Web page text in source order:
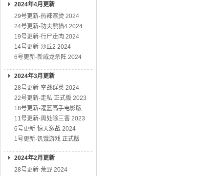
2024年4月更新
29号更新-热辣滚烫 2024
24号更新-功夫熊猫4 2024
19号更新-行尸走肉 2024
14号更新-沙丘2 2024
6号更新-新威龙杀阵 2024
2024年3月更新
28号更新-空战群英 2024
22号更新-走私 正式版 2023
18号更新-灌篮高手电影版
11号更新-周处除三害 2023
6号更新-惊天激战 2024
1号更新-饥饿游戏 正式版
2024年2月更新
28号更新-荒野 2024